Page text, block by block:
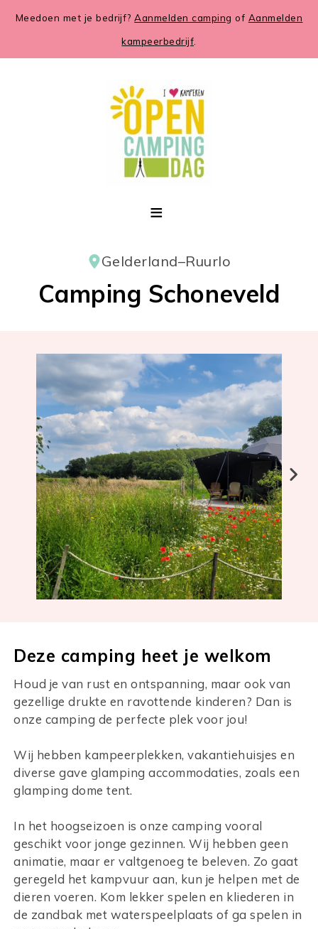
Meedoen met je bedrijf?Aanmelden camping of Aanmelden
kampeerbedrijf
Gelderland–Ruurlo
Camping Schoneveld
Deze camping heet je welkom
Houd je van rust en ontspanning, maar ook van
gezellige drukte en ravottende kinderen? Dan is
onze camping de perfecte plek voor jou!
Wij hebben kampeerplekken, vakantiehuisjes en
diverse gave glamping accommodaties, zoals een
glamping dome tent.
In het hoogseizoen is onze camping vooral
geschikt voor jonge gezinnen. Wij hebben geen
animatie, maar er valtgenoeg te beleven. Zo gaat
geregeld het kampvuur aan, kun je helpen met de
dieren voeren. Kom lekker spelen en kliederen in
de zandbak met waterspeelplaats of ga spelen in